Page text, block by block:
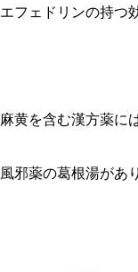
エフェドリンの持つ
麻黄を含む漢方薬に
風邪薬の葛根湯があ